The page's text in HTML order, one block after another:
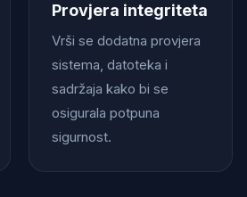
Provjera integriteta
Vrši se dodatna provjera
sistema, datoteka i
sadržaja kako bi se
osigurala potpuna
sigurnost.